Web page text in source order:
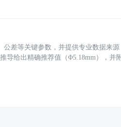
公差等关键参数，并提供专业数据来源
导给出精确推荐值（Φ5.18mm），并